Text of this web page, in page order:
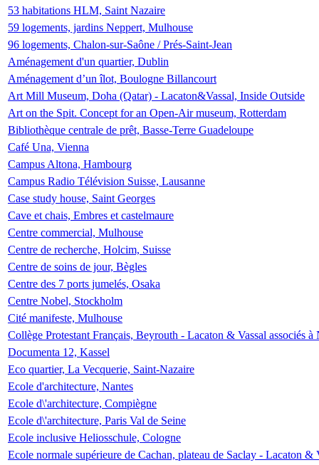
53 habitations HLM, Saint Nazaire
59 logements, jardins Neppert, Mulhouse
96 logements, Chalon-sur-Saône / Prés-Saint-Jean
Aménagement d'un quartier, Dublin
Aménagement d’un îlot, Boulogne Billancourt
Art Mill Museum, Doha (Qatar) - Lacaton&Vassal, Inside Outside
Art on the Spit. Concept for an Open-Air museum, Rotterdam
Bibliothèque centrale de prêt, Basse-Terre Guadeloupe
Café Una, Vienna
Campus Altona, Hambourg
Campus Radio Télévision Suisse, Lausanne
Case study house, Saint Georges
Cave et chais, Embres et castelmaure
Centre commercial, Mulhouse
Centre de recherche, Holcim, Suisse
Centre de soins de jour, Bègles
Centre des 7 ports jumelés, Osaka
Centre Nobel, Stockholm
Cité manifeste, Mulhouse
Collège Protestant Français, Beyrouth - Lacaton & Vassal associés
Documenta 12, Kassel
Eco quartier, La Vecquerie, Saint-Nazaire
Ecole d'architecture, Nantes
Ecole d\'architecture, Compiègne
Ecole d\'architecture, Paris Val de Seine
Ecole inclusive Heliosschule, Cologne
Ecole normale supérieure de Cachan, plateau de Saclay - Lacaton &